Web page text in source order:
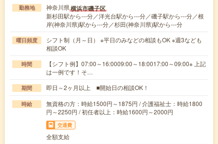
勤務地 神奈川県横浜市磯子区
新杉田駅から---分／洋光台駅から---分／磯子駅から---分／根
岸(神奈川県)駅から---分／杉田(神奈川県)駅から---分
曜日頻度
シフト制（月～日） ※平日のみなどの相談もOK ※週3なども
相談OK
時間
【シフト例】07:00～16:0009:00～18:0017:00～09:00※ 上記
は一例です！そ…
期間 即日～2ヶ月以上 ■開始日の相談OK！
時給
無資格の方：時給1500円～1875円 / 介護福祉士：時給1800
円～2250円 / 初任者以上：時給1600円～2000円
交通費
全額支給